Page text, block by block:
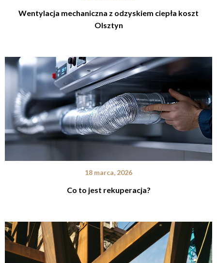
Wentylacja mechaniczna z odzyskiem ciepła koszt
Olsztyn
18 marca, 2026
Co to jest rekuperacja?